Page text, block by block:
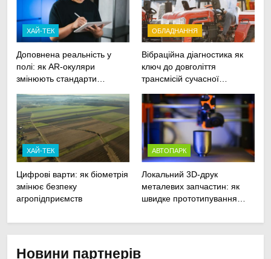
ХАЙ-ТЕК
Доповнена реальність у
полі: як AR-окуляри
змінюють стандарти
сільськогосподарської
техніки
ОБЛАДНАННЯ
Вібраційна діагностика як
ключ до довголіття
трансмісій сучасної
ХАЙ-ТЕК
Цифрові варти: як біометрія
змінює безпеку
агропідприємств
АВТОПАРК
Локальний 3D-друк
металевих запчастин: як
швидке прототипування
Новини партнерів